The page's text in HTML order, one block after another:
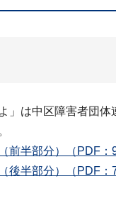
」は中区障害者団
前半部分）（PDF：
後半部分）（PDF：